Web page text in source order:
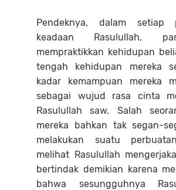
Pendeknya, dalam setiap
keadaan Rasulullah,
mempraktikkan kehidupan
tengah kehidupan mereka
kadar kemampuan mereka
sebagai wujud rasa cinta
Rasulullah saw. Salah
mereka bahkan tak segan-
melakukan suatu
melihat Rasulullah
bertindak demikian karena
bahwa sesungguhnya